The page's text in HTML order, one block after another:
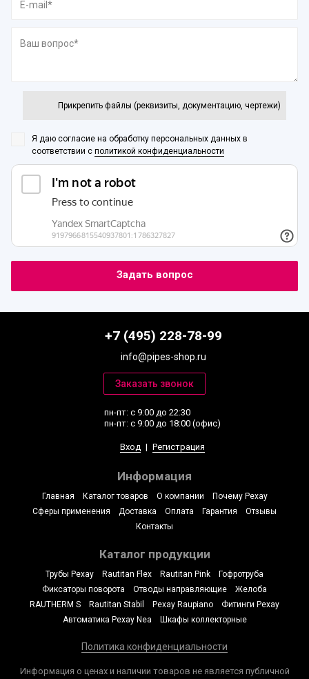
Прикрепить файлы (реквизиты, документацию, чертежи)
Я даю согласие на обработку персональных данных в
соответствии с политикой конфиденциальности
+7 (495) 228-78-99
info@pipes-shop.ru
пн-пт: с 9:00 до 22:30
пн-пт: с 9:00 до 18:00 (офис)
Вход | Регистрация
Информация
Главная Каталог товаров О компании
Почему Рехау
Сферы применения
Доставка Оплата Гарантия
Отзывы
Контакты
Каталог продукции
Трубы Рехау Rautitan Flex Rautitan Pink
Гофротруба
Фиксаторы поворота
Отводы направляющие
Желоба
RAUTHERM S
Rautitan Stabil Рехау Raupiano
Фитинги Рехау
Автоматика Рехау Nea
Шкафы коллекторные
Политика конфиденциальности
Информация о ценах и наличии товаров не является публичной